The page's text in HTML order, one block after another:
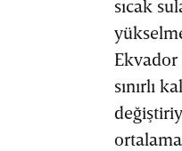
sıcak
Ekvador
sınırlı